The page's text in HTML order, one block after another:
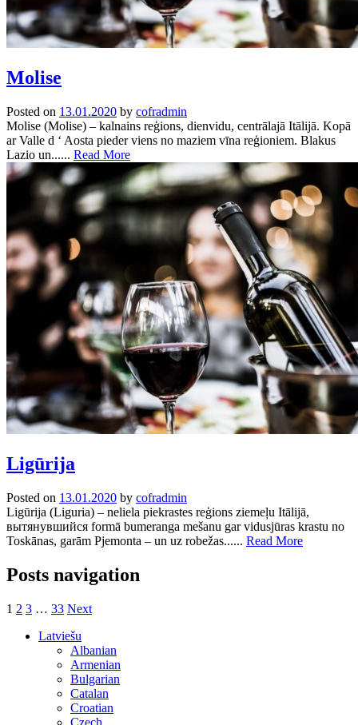
Molise
Posted on 13.01.2020 by cofradmin
Molise (Molise) – kalnains reģions, dienvidu, centrālajā Itālijā. Kopā
ar Valle d ‘ Aosta pieder viens no maziem vīna reģioniem. Blakus
Lazio un...... Read More
Ligūrija
Posted on 13.01.2020 by cofradmin
Ligūrija (Liguria) – neliela piekrastes reģions ziemeļu Itālijā,
вытянувшийся formā bumeranga mešanu gar vidusjūras krastu no
Toskānas, garām Pjemonta – un uz robežas...... Read More
Posts navigation
1 2 3 … 33 Next
Latviešu
Albanian
Armenian
Bulgarian
Catalan
Croatian
Czech